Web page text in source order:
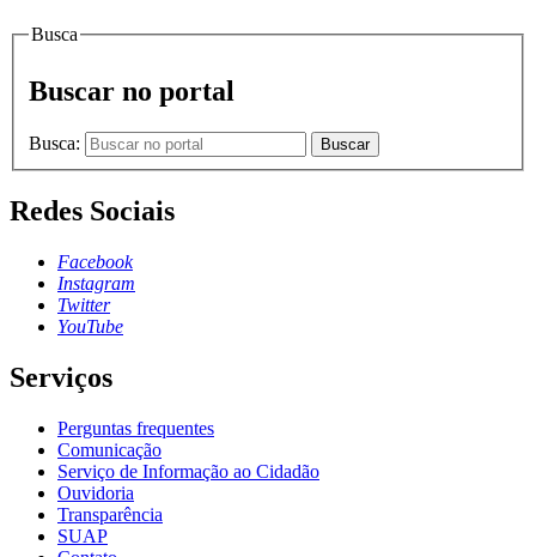
Busca
Buscar no portal
Busca: Buscar
Redes Sociais
Facebook
Instagram
Twitter
YouTube
Serviços
Perguntas frequentes
Comunicação
Serviço de Informação ao Cidadão
Ouvidoria
Transparência
SUAP